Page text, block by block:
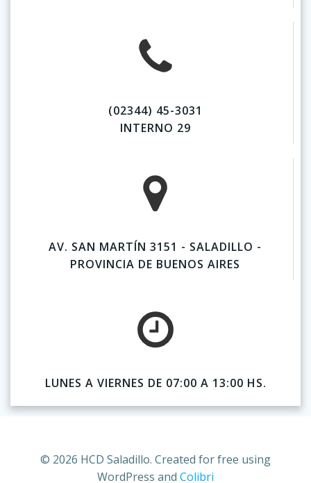
(02344) 45-3031
INTERNO 29
AV. SAN MARTÍN 3151 - SALADILLO -
PROVINCIA DE BUENOS AIRES
LUNES A VIERNES DE 07:00 A 13:00 HS.
© 2026 HCD Saladillo. Created for free using
WordPress and Colibri